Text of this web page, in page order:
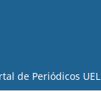
de Periódicos UEL